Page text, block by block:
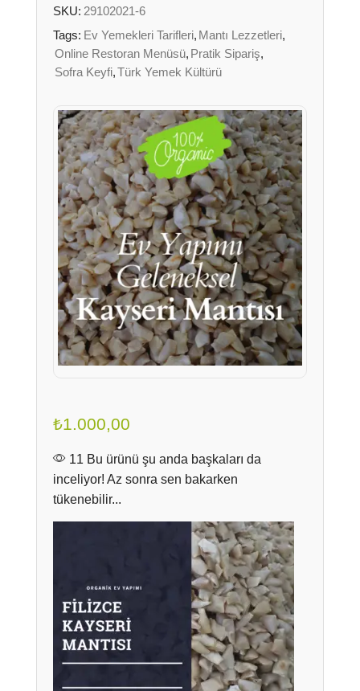
SKU: 29102021-6
Tags: Ev Yemekleri Tarifleri, Mantı Lezzetleri,
Online Restoran Menüsü, Pratik Sipariş,
Sofra Keyfi,Türk Yemek Kültürü
₺1.000,00
11 Bu ürünü şu anda başkaları da
inceliyor! Az sonra sen bakarken
tükenebilir...